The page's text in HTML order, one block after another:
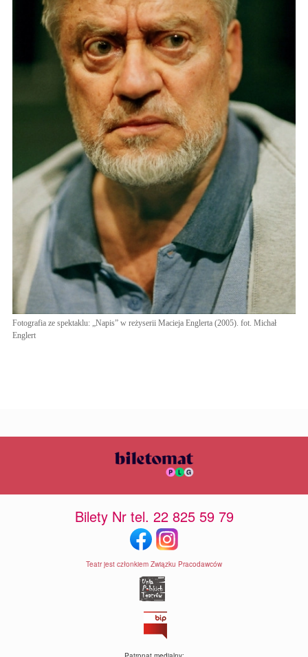
Fotografia ze spektaklu: „Napis” w reżyserii Macieja Englerta (2005). fot. Michał
Englert
Bilety Nr tel. 22 825 59 79
Teatr jest członkiem Związku Pracodawców